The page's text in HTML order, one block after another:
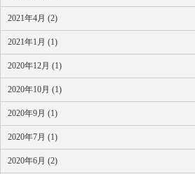
2021年4月 (2)
2021年1月 (1)
2020年12月 (1)
2020年10月 (1)
2020年9月 (1)
2020年7月 (1)
2020年6月 (2)